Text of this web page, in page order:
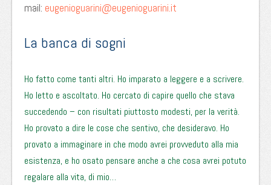
mail: eugenioguarini@eugenioguarini.it
La banca di sogni
Ho fatto come tanti altri. Ho imparato a leggere e a scrivere.
Ho letto e ascoltato. Ho cercato di capire quello che stava
succedendo – con risultati piuttosto modesti, per la verità.
Ho provato a dire le cose che sentivo, che desideravo. Ho
provato a immaginare in che modo avrei provveduto alla mia
esistenza, e ho osato pensare anche a che cosa avrei potuto
regalare alla vita, di mio…